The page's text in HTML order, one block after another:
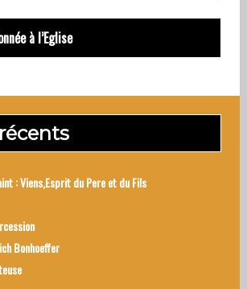
à l’Eglise
: Viens,Esprit du Pere et du Fils
Bonhoeffer